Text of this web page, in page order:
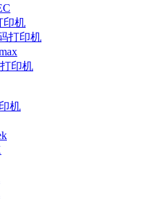
印机
打印机
印机
机